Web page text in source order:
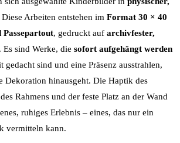
Diese Arbeiten entstehen im Format 30 × 40
Passepartout, gedruckt auf archivfester,
. Es sind Werke, die sofort aufgehängt werden
gedacht sind und eine Präsenz ausstrahlen,
Dekoration hinausgeht. Die Haptik des
Rahmens und der feste Platz an der Wand
ruhiges Erlebnis – eines, das nur ein
vermitteln kann.